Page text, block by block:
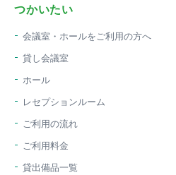
つかいたい
会議室・ホールをご利用の方へ
貸し会議室
ホール
レセプションルーム
ご利用の流れ
ご利用料金
貸出備品一覧